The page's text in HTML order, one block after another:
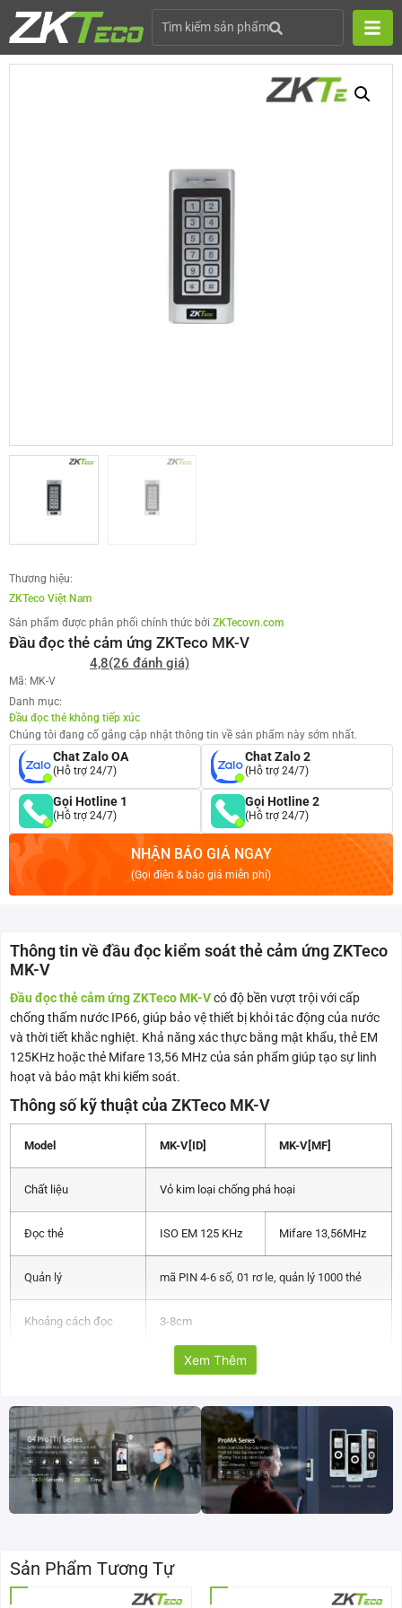
Tìm kiếm sản phẩm
Thương hiệu:
ZKTeco Việt Nam
Sản phẩm được phân phối chính thức bởi ZKTecovn.com
Đầu đọc thẻ cảm ứng ZKTeco MK-V
4,8(26 đánh giá)
Mã: MK-V
Danh mục:
Đầu đọc thẻ không tiếp xúc
Chúng tôi đang cố gắng cập nhật thông tin về sản phẩm này sớm nhất.
Chat Zalo OA
(Hỗ trợ 24/7)
Chat Zalo 2
(Hỗ trợ 24/7)
Gọi Hotline 1
(Hỗ trợ 24/7)
Gọi Hotline 2
(Hỗ trợ 24/7)
NHẬN BÁO GIÁ NGAY
(Gọi điện & báo giá miễn phí)
Thông tin về đầu đọc kiểm soát thẻ cảm ứng ZKTeco
MK-V
Đầu đọc thẻ cảm ứng ZKTeco MK-Vcó độ bền vượt trội với cấp
chống thấm nước IP66, giúp bảo vệ thiết bị khỏi tác động của nước
và thời tiết khắc nghiệt. Khả năng xác thực bằng mật khẩu, thẻ EM
125KHz hoặc thẻ Mifare 13,56 MHz của sản phẩm giúp tạo sự linh
hoạt và bảo mật khi kiểm soát.
Thông số kỹ thuật của ZKTeco MK-V
Model MK-V[ID] MK-V[MF]
Chất liệu Vỏ kim loại chống phá hoại
Đọc thẻ ISO EM 125 KHz Mifare 13,56MHz
Quản lý mã PIN 4-6 số, 01 rơ le, quản lý 1000 thẻ
Khoảng cách đọc 3-8cm
có đèn nền
Nguồn 9~18V
Nhiệt độ hoạt động: -20 ° C ~ +60 ° C
Độ ẩm hoạt động 0% ~ 86%
Tính năng quan trọng của đầu đọc kiểm soát ra vào
Xem Thêm
Sản Phẩm Tương Tự